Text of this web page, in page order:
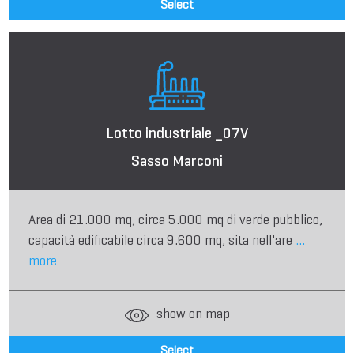
Select
Lotto industriale _07V
Sasso Marconi
Area di 21.000 mq, circa 5.000 mq di verde pubblico,
capacità edificabile circa 9.600 mq, sita nell'are ...
more
show on map
Select